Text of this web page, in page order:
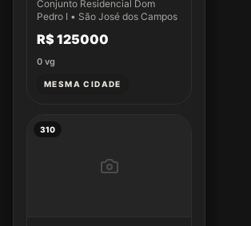
Conjunto Residencial Dom
Pedro I • São José dos Campos
R$ 125000
0 vg
MESMA CIDADE
310